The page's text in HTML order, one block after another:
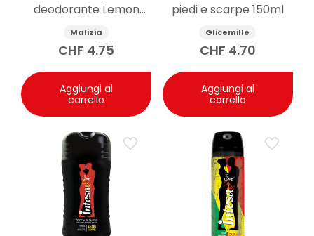
deodorante Lemon
Energy 75 ml
Malizia
CHF 4.75
Aggiungi al
carrello
piedi e scarpe 150ml
Glicemille
CHF 4.70
Aggiungi al
carrello